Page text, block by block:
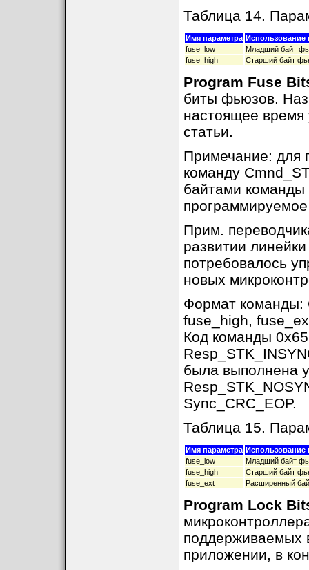
Таблица 14.
Имя параметра Использование
fuse_low
Младший байт
fuse_high
Старший байт
Program Fuse
биты фьюзов.
настоящее время
статьи.
Примечание: для
команду
байтами
Прим.
развитии
потребовалось
новых
Формат команды:
fuse_high,
Код команды 0x65
была выполнена
Sync_CRC_EOP.
Таблица 15.
Имя параметра Использование
fuse_low
Младший байт
fuse_high
Старший байт
fuse_ext
Расширенный
Program Lock
поддерживаемых
приложении, в